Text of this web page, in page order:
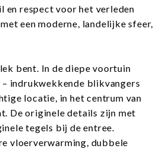
en respect voor het verleden
een moderne, landelijke sfeer,
bent. In de diepe voortuin
indrukwekkende blikvangers
locatie, in het centrum van
De originele details zijn met
tegels bij de entree.
vloerverwarming, dubbele